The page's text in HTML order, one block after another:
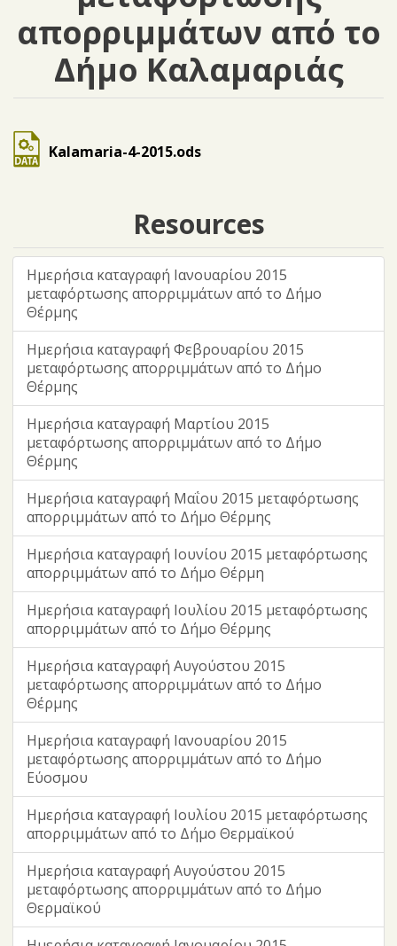
απορριμμάτων από το
Δήμο Καλαμαριάς
Kalamaria-4-2015.ods
Resources
Ημερήσια καταγραφή Ιανουαρίου 2015
μεταφόρτωσης απορριμμάτων από το Δήμο
Θέρμης
Ημερήσια καταγραφή Φεβρουαρίου 2015
μεταφόρτωσης απορριμμάτων από το Δήμο
Θέρμης
Ημερήσια καταγραφή Μαρτίου 2015
μεταφόρτωσης απορριμμάτων από το Δήμο
Θέρμης
Ημερήσια καταγραφή Μαΐου 2015 μεταφόρτωσης
απορριμμάτων από το Δήμο Θέρμης
Ημερήσια καταγραφή Ιουνίου 2015 μεταφόρτωσης
απορριμμάτων από το Δήμο Θέρμη
Ημερήσια καταγραφή Ιουλίου 2015 μεταφόρτωσης
απορριμμάτων από το Δήμο Θέρμης
Ημερήσια καταγραφή Αυγούστου 2015
μεταφόρτωσης απορριμμάτων από το Δήμο
Θέρμης
Ημερήσια καταγραφή Ιανουαρίου 2015
μεταφόρτωσης απορριμμάτων από το Δήμο
Εύοσμου
Ημερήσια καταγραφή Ιουλίου 2015 μεταφόρτωσης
απορριμμάτων από το Δήμο Θερμαϊκού
Ημερήσια καταγραφή Αυγούστου 2015
μεταφόρτωσης απορριμμάτων από το Δήμο
Θερμαϊκού